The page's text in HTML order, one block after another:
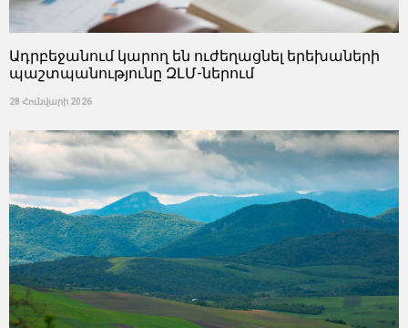
Ադրբեջանում կարող են ուժեղացնել երեխաների
պաշտպանությունը ԶԼՄ-ներում
28 Հունվարի 2026